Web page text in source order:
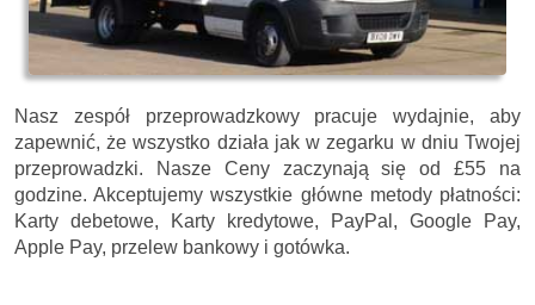
Nasz zespół przeprowadzkowy pracuje wydajnie, aby
zapewnić, że wszystko działa jak w zegarku w dniu Twojej
przeprowadzki. Nasze Ceny zaczynają się od £55 na
godzine. Akceptujemy wszystkie główne metody płatności:
Karty debetowe, Karty kredytowe, PayPal, Google Pay,
Apple Pay, przelew bankowy i gotówka.